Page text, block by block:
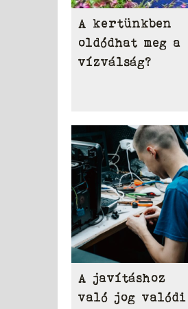
A kertünkben
oldódhat meg a
vízválság?
A javításhoz
való jog valódi